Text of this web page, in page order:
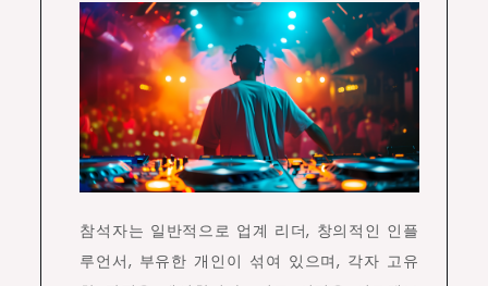
참석자는 일반적으로 업계 리더, 창의적인 인플
루언서, 부유한 개인이 섞여 있으며, 각자 고유